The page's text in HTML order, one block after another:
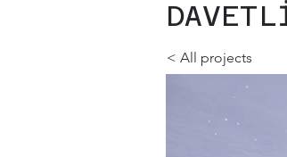
< All projects